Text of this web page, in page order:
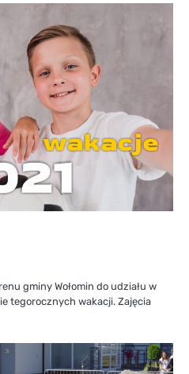
gminy Wołomin do udziału w
tegorocznych wakacji. Zajęcia